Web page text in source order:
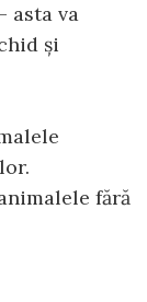
asta va
și
fără